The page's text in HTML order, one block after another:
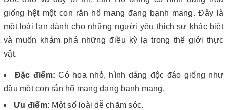
giống hệt một con rắn hổ mang đang bạnh mang. Đây là
một loài lan dành cho những người yêu thích sự khác biệt
và muốn khám phá những điều kỳ lạ trong thế giới thực
vật.
Đặc điểm: Có hoa nhỏ, hình dáng độc đáo giống như
đầu một con rắn hổ mang đang bạnh mang.
Ưu điểm: Một số loài dễ chăm sóc.